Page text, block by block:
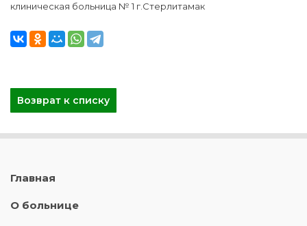
клиническая больница № 1 г.Стерлитамак
Возврат к списку
Главная
О больнице